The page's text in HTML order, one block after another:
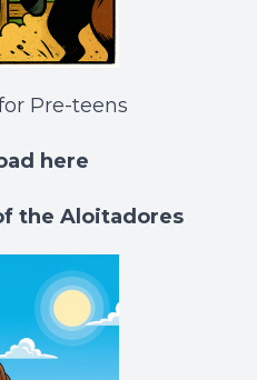
Pre-teens
here
the Aloitadores